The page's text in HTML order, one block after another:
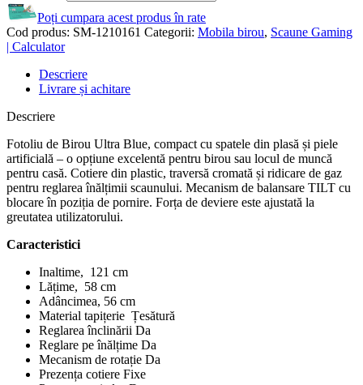
Poți cumpara acest produs în rate
Cod produs: SM-1210161 Categorii: Mobila birou, Scaune Gaming
| Calculator
Descriere
Livrare și achitare
Descriere
Fotoliu de Birou Ultra Blue, compact cu spatele din plasă și piele
artificială – o opțiune excelentă pentru birou sau locul de muncă
pentru casă. Cotiere din plastic, traversă cromată și ridicare de gaz
pentru reglarea înălțimii scaunului. Mecanism de balansare TILT cu
blocare în poziția de pornire. Forța de deviere este ajustată la
greutatea utilizatorului.
Caracteristici
Inaltime, 121 cm
Lățime, 58 cm
Adâncimea, 56 cm
Material tapițerie Țesătură
Reglarea înclinării Da
Reglare pe înălțime Da
Mecanism de rotație Da
Prezența cotiere Fixe